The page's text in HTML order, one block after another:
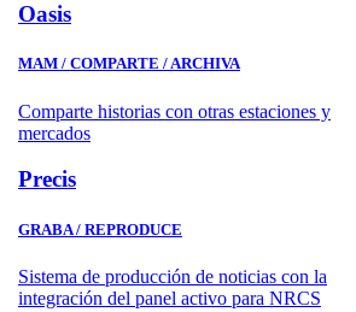
Oasis
MAM / COMPARTE / ARCHIVA
Comparte historias con otras estaciones y
mercados
Precis
GRABA / REPRODUCE
Sistema de producción de noticias con la
integración del panel activo para NRCS